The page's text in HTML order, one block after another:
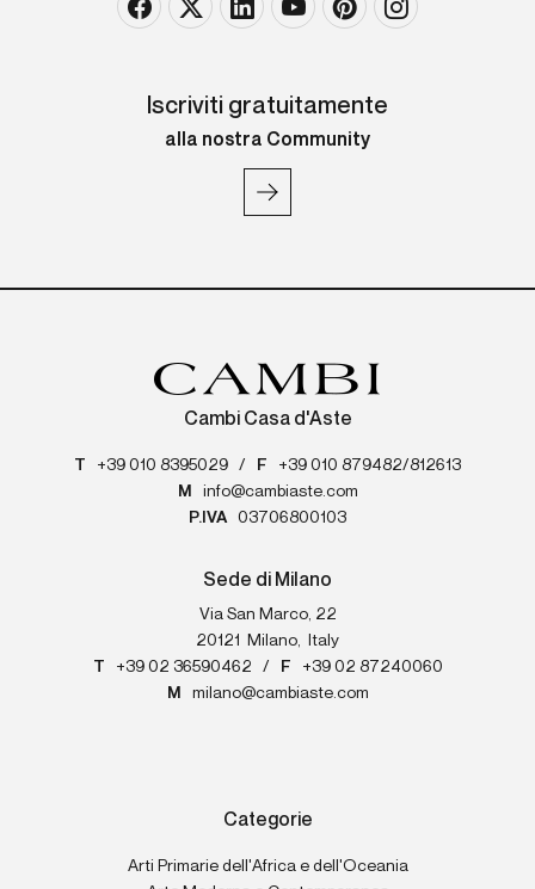
Iscriviti gratuitamente
alla nostra Community
Cambi Casa d'Aste
T +39 010 8395029 / F
+39 010 879482/812613
M
info@cambiaste.com
P.IVA
03706800103
Sede di Milano
Via San Marco, 22
20121
Milano,
Italy
T
+39 02 36590462 / F
+39 02 87240060
M
milano@cambiaste.com
Categorie
Arti Primarie dell'Africa e dell'Oceania